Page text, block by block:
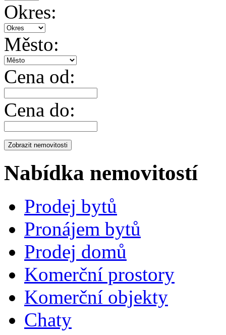
Okres:
Město:
Cena od:
Cena do:
Nabídka nemovitostí
Prodej bytů
Pronájem bytů
Prodej domů
Komerční prostory
Komerční objekty
Chaty